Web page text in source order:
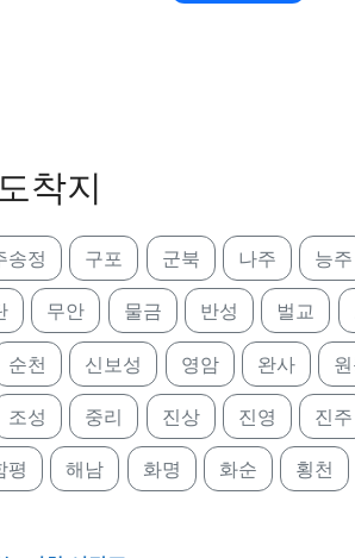
착지
송정 구포 군북 나주 능주
무안 물금 반성 벌교
순천 신보성 영암 완사
조성 중리 진상 진영 진주
평 해남 화명 화순 횡천